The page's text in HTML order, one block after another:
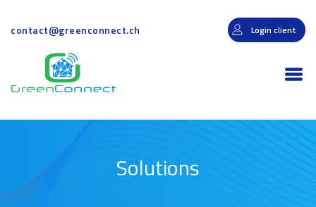
contenu
contact@greenconnect.ch Login client
Solutions